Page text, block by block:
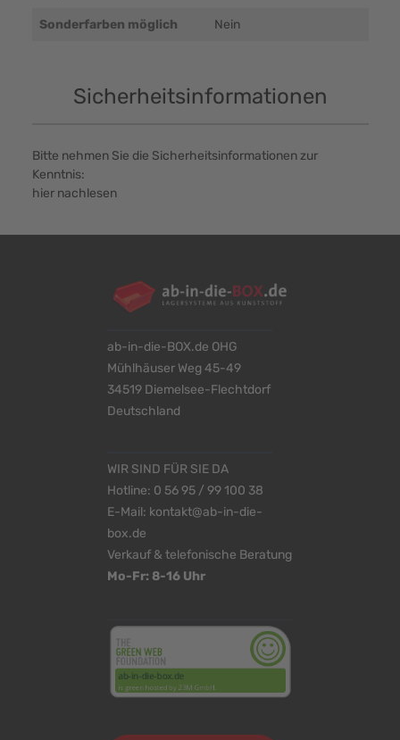
Sonderfarben möglich Nein
Sicherheitsinformationen
Bitte nehmen Sie die Sicherheitsinformationen zur
Kenntnis:
hier nachlesen
ab-in-die-BOX.de OHG
Mühlhäuser Weg 45-49
34519 Diemelsee-Flechtdorf
Deutschland
WIR SIND FÜR SIE DA
Hotline: 0 56 95 / 99 100 38
E-Mail: kontakt@ab-in-die-
box.de
Verkauf & telefonische Beratung
Mo-Fr: 8-16 Uhr